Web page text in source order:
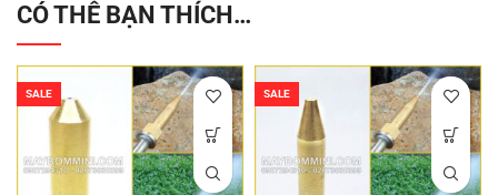
CÓ THỂ BẠN THÍCH…
SALE SALE